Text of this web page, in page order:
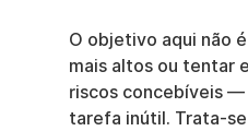
O objetivo aqui não
mais altos ou tentar
riscos concebíveis —
tarefa inútil. Trata-